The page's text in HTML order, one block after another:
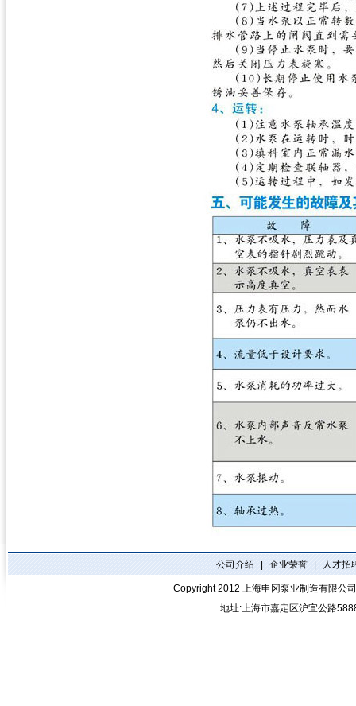
公司介绍 企业荣誉 人才招
Copyright 2012 上海申冈泵业制造有限公司
地址:上海市嘉定区沪宜公路